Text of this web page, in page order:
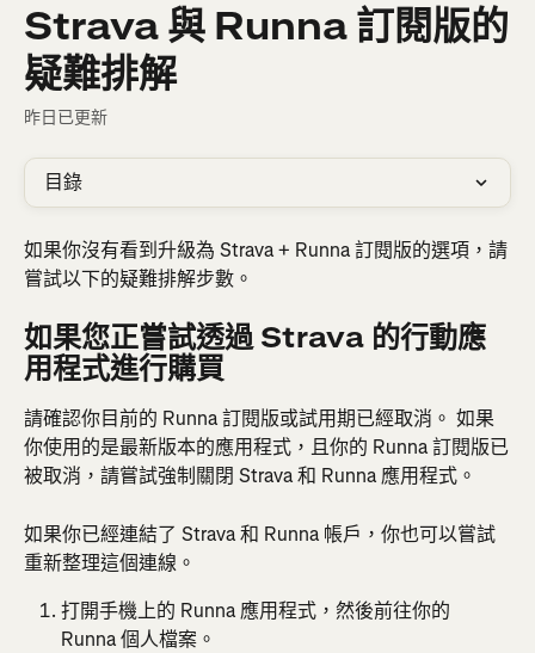
Strava 與 Runna 訂閱版的
疑難排解
昨日已更新
目錄
如果你沒有看到升級為 Strava + Runna 訂閱版的選項，請
嘗試以下的疑難排解步數。
如果您正嘗試透過 Strava 的行動應
用程式進行購買
請確認你目前的 Runna 訂閱版或試用期已經取消。 如果
你使用的是最新版本的應用程式，且你的 Runna 訂閱版已
被取消，請嘗試強制關閉 Strava 和 Runna 應用程式。
如果你已經連結了 Strava 和 Runna 帳戶，你也可以嘗試
重新整理這個連線。
打開手機上的 Runna 應用程式，然後前往你的
Runna 個人檔案。